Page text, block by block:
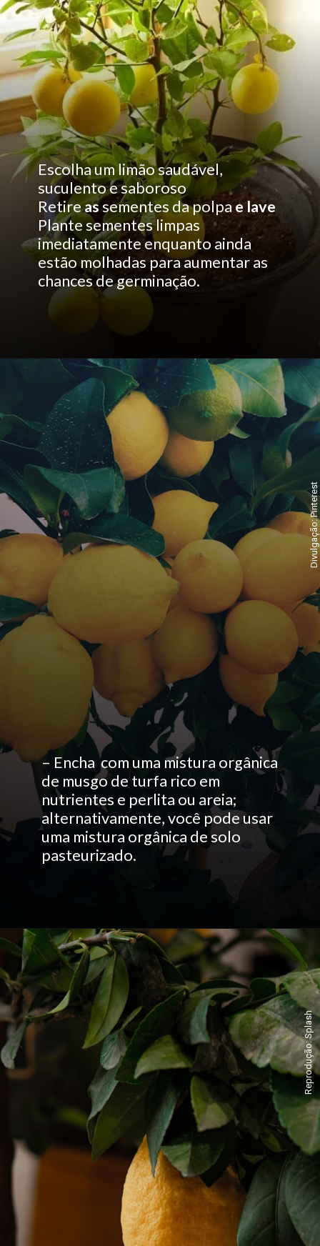
Escolha um limão saudável,
suculento e saboroso
Retireassementes da polpae lave
Plante sementes limpas
imediatamente enquanto ainda
estão molhadas para aumentar as
chances de germinação.
– Encha com uma mistura orgânica
de musgo de turfa rico em
nutrientes e perlita ou areia;
alternativamente, você pode usar
uma mistura orgânica de solo
pasteurizado.
Divulgação: Pinterest
Reprodução: Splash